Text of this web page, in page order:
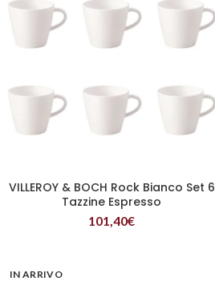
LEGGI TUTTO
VILLEROY & BOCH Rock Bianco Set 6
Tazzine Espresso
101,40€
IN ARRIVO